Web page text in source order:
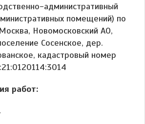
административный
помещений) по
Новомосковский АО,
Сосенское, дер.
кадастровый номер
работ: